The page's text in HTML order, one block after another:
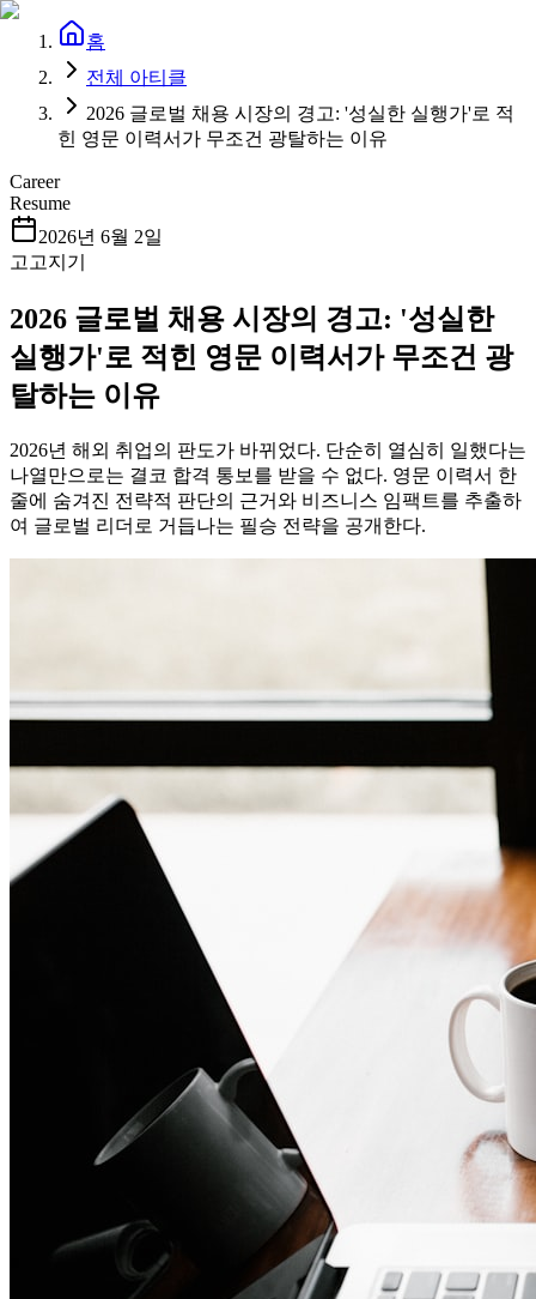
홈
전체 아티클
2026 글로벌 채용 시장의 경고: '성실한 실행가'로 적
힌 영문 이력서가 무조건 광탈하는 이유
Career
Resume
2026년 6월 2일
고고지기
2026 글로벌 채용 시장의 경고: '성실한
실행가'로 적힌 영문 이력서가 무조건 광
탈하는 이유
2026년 해외 취업의 판도가 바뀌었다. 단순히 열심히 일했다는
나열만으로는 결코 합격 통보를 받을 수 없다. 영문 이력서 한
줄에 숨겨진 전략적 판단의 근거와 비즈니스 임팩트를 추출하
여 글로벌 리더로 거듭나는 필승 전략을 공개한다.